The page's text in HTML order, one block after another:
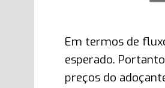
Em termos de
esperado.
preços do